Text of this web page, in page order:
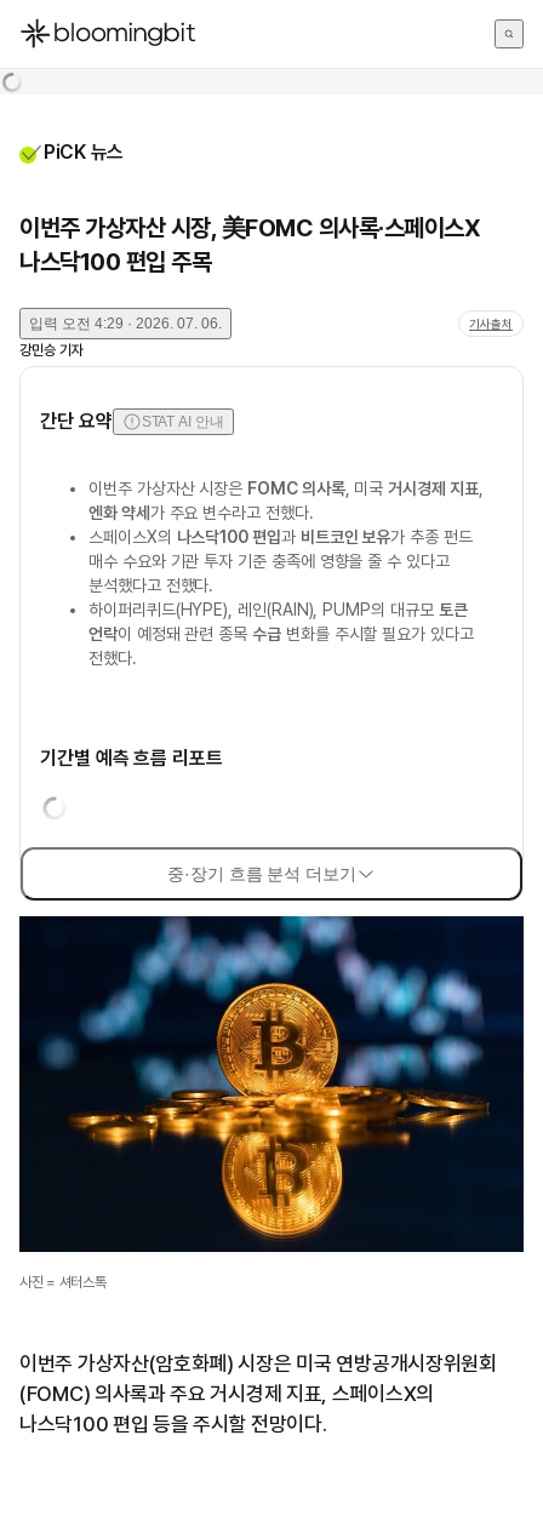
한국어
PiCK 뉴스
이번주 가상자산 시장, 美FOMC 의사록·스페이스X
나스닥100 편입 주목
입력 오전 4:29 · 2026. 07. 06. 기사출처
강민승 기자
간단 요약 STAT AI 안내
이번주 가상자산 시장은 FOMC 의사록, 미국거시경제 지표,
엔화 약세 가 주요 변수라고 전했다.
스페이스X의 나스닥100 편입과 비트코인 보유가 추종 펀드
매수 수요와 기관 투자 기준 충족에 영향을 줄 수 있다고
분석했다고 전했다.
하이퍼리퀴드(HYPE), 레인(RAIN), PUMP의 대규모 토큰
언락이 예정돼 관련 종목수급변화를 주시할 필요가 있다고
전했다.
기간별 예측 흐름 리포트
중·장기 흐름 분석 더보기
사진 = 셔터스톡
이번주 가상자산(암호화폐) 시장은 미국 연방공개시장위원회
(FOMC) 의사록과 주요 거시경제 지표, 스페이스X의
나스닥100 편입 등을 주시할 전망이다.